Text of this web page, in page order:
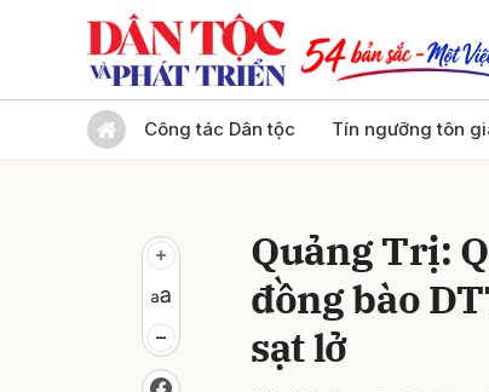
Công tác Dân tộc Tín ngưỡng tôn
Quảng Trị:
đồng bào
sạt lở